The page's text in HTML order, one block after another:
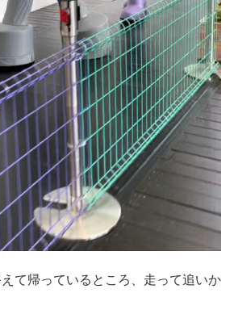
て帰っているところ、走って追いか